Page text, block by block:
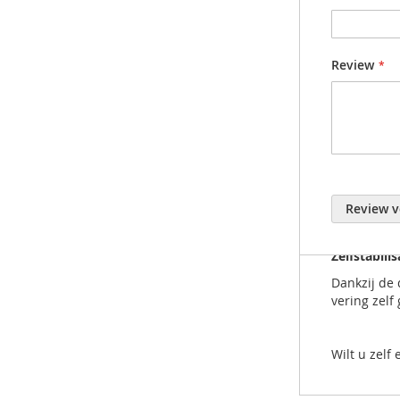
Titanium
Door het
stop.
Het
Dankzij
vering zelf
Wilt u zelf
Review
Review